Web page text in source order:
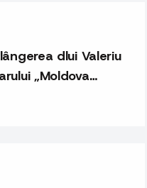
dlui Valeriu
„Moldova